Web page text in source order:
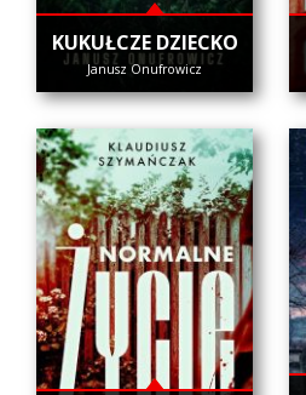
KUKUŁCZE DZIECKO
Janusz Onufrowicz